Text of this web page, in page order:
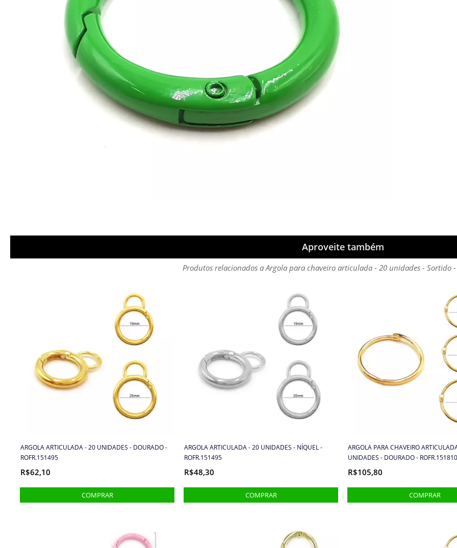
Aproveite também
Produtos relacionados a Argola para chaveiro articulada - 20 unidades - Sortido -
ARGOLA ARTICULADA - 20 UNIDADES - DOURADO -
ROFR.151495
R$62,10
ARGOLA ARTICULADA - 20 UNIDADES - NÍQUEL -
ROFR.151495
R$48,30
ARGOLA PARA CHAVEIRO
UNIDADES - DOURADO - ROFR.151810
R$105,80